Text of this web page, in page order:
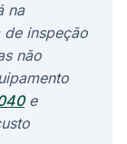
na
inspeção
não
e